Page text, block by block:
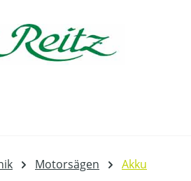
Motorsägen Akku